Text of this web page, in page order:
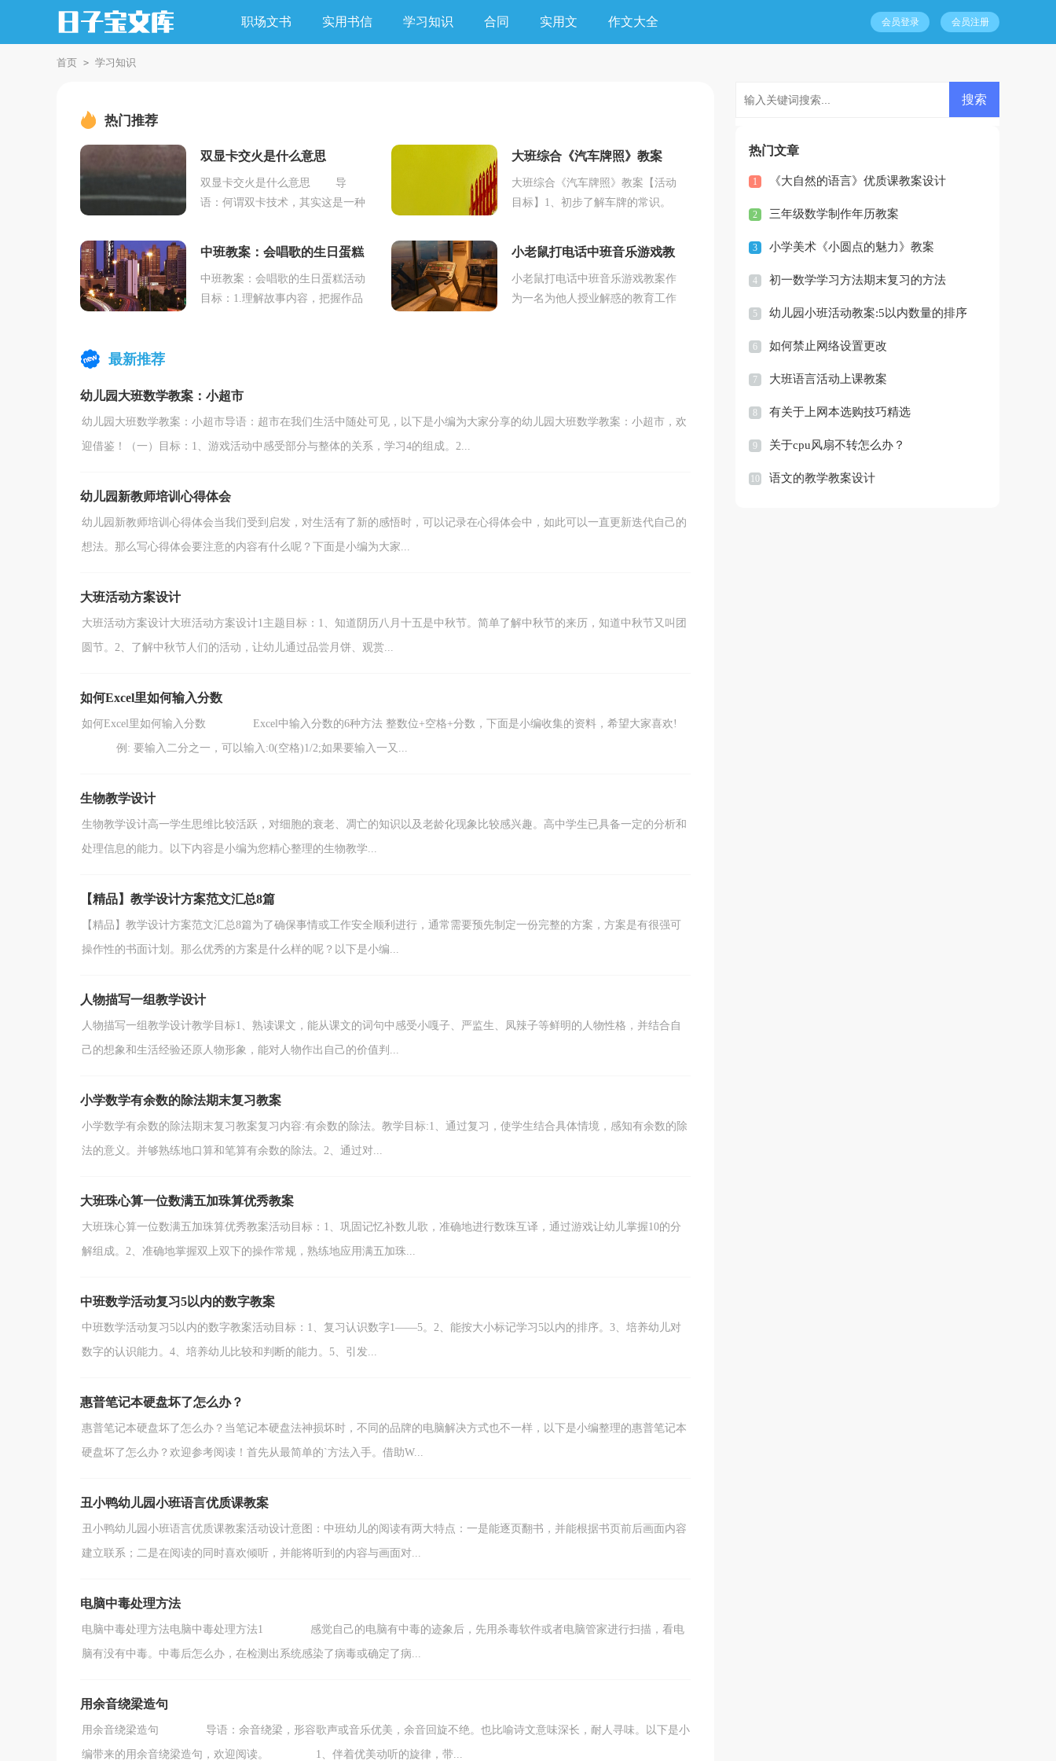
职场文书 实用书信 学习知识 合同 实用文 作文大全 会员登录 会员注册
首页 > 学习知识
热门推荐
双显卡交火是什么意思
双显卡交火是什么意思 导
语：何谓双卡技术，其实这是一种
统。以下是小编精心整理的有关电
脑硬件知识，希望对...
大班综合《汽车牌照》教案
大班综合《汽车牌照》教案【活动
目标】1、初步了解车牌的常识。
的数字，完成车牌制作。3、积极
参与活动，体验活...
中班教案：会唱歌的生日蛋糕
中班教案：会唱歌的生日蛋糕活动
目标：1.理解故事内容，把握作品
小老鼠打电话中班音乐游戏教
案
小老鼠打电话中班音乐游戏教案作
为一名为他人授业解惑的教育工作
最新推荐
幼儿园大班数学教案：小超市
幼儿园大班数学教案：小超市导语：超市在我们生活中随处可见，以下是小编为大家分享的幼儿园大班数学教案：小超市，欢
迎借鉴！（一）目标：1、游戏活动中感受部分与整体的关系，学习4的组成。2...
幼儿园新教师培训心得体会
幼儿园新教师培训心得体会当我们受到启发，对生活有了新的感悟时，可以记录在心得体会中，如此可以一直更新迭代自己的
想法。那么写心得体会要注意的内容有什么呢？下面是小编为大家...
大班活动方案设计
大班活动方案设计大班活动方案设计1主题目标：1、知道阴历八月十五是中秋节。简单了解中秋节的来历，知道中秋节又叫团
圆节。2、了解中秋节人们的活动，让幼儿通过品尝月饼、观赏...
如何Excel里如何输入分数
如何Excel里如何输入分数 Excel中输入分数的6种方法 整数位+空格+分数，下面是小编收集的资料，希望大家喜欢!
例: 要输入二分之一，可以输入:0(空格)1/2;如果要输入一又...
生物教学设计
生物教学设计高一学生思维比较活跃，对细胞的衰老、凋亡的知识以及老龄化现象比较感兴趣。高中学生已具备一定的分析和
处理信息的能力。以下内容是小编为您精心整理的生物教学...
【精品】教学设计方案范文汇总8篇
【精品】教学设计方案范文汇总8篇为了确保事情或工作安全顺利进行，通常需要预先制定一份完整的方案，方案是有很强可
操作性的书面计划。那么优秀的方案是什么样的呢？以下是小编...
人物描写一组教学设计
人物描写一组教学设计教学目标1、熟读课文，能从课文的词句中感受小嘎子、严监生、凤辣子等鲜明的人物性格，并结合自
己的想象和生活经验还原人物形象，能对人物作出自己的价值判...
小学数学有余数的除法期末复习教案
小学数学有余数的除法期末复习教案复习内容:有余数的除法。教学目标:1、通过复习，使学生结合具体情境，感知有余数的除
法的意义。并够熟练地口算和笔算有余数的除法。2、通过对...
大班珠心算一位数满五加珠算优秀教案
大班珠心算一位数满五加珠算优秀教案活动目标：1、巩固记忆补数儿歌，准确地进行数珠互译，通过游戏让幼儿掌握10的分
解组成。2、准确地掌握双上双下的操作常规，熟练地应用满五加珠...
中班数学活动复习5以内的数字教案
中班数学活动复习5以内的数字教案活动目标：1、复习认识数字1——5。2、能按大小标记学习5以内的排序。3、培养幼儿对
数字的认识能力。4、培养幼儿比较和判断的能力。5、引发...
惠普笔记本硬盘坏了怎么办？
惠普笔记本硬盘坏了怎么办？当笔记本硬盘法神损坏时，不同的品牌的电脑解决方式也不一样，以下是小编整理的惠普笔记本
硬盘坏了怎么办？欢迎参考阅读！首先从最简单的`方法入手。借助W...
丑小鸭幼儿园小班语言优质课教案
丑小鸭幼儿园小班语言优质课教案活动设计意图：中班幼儿的阅读有两大特点：一是能逐页翻书，并能根据书页前后画面内容
建立联系；二是在阅读的同时喜欢倾听，并能将听到的内容与画面对...
电脑中毒处理方法
电脑中毒处理方法电脑中毒处理方法1 感觉自己的电脑有中毒的迹象后，先用杀毒软件或者电脑管家进行扫描，看电
脑有没有中毒。中毒后怎么办，在检测出系统感染了病毒或确定了病...
用余音绕梁造句
用余音绕梁造句 导语：余音绕梁，形容歌声或音乐优美，余音回旋不绝。也比喻诗文意味深长，耐人寻味。以下是小
编带来的用余音绕梁造句，欢迎阅读。 1、伴着优美动听的旋律，带...
热门文章
1 《大自然的语言》优质课教案设计
2 三年级数学制作年历教案
3 小学美术《小圆点的魅力》教案
4 初一数学学习方法期末复习的方法
5 幼儿园小班活动教案:5以内数量的排序
6 如何禁止网络设置更改
7 大班语言活动上课教案
8 有关于上网本选购技巧精选
9 关于cpu风扇不转怎么办？
10 语文的教学教案设计